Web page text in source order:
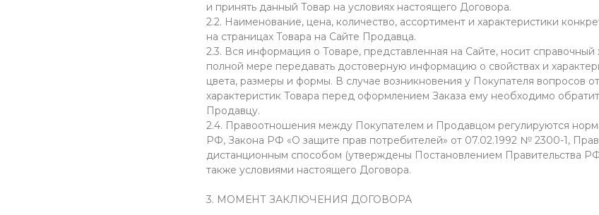
и принять данный Товар на условиях настоящего Договора.
2.2. Наименование, цена, количество, ассортимент и характеристики
на страницах Товара на Сайте Продавца.
2.3. Вся информация о Товаре, представленная на Сайте, носит справочный
полной мере передавать достоверную информацию о свойствах и
цвета, размеры и формы. В случае возникновения у Покупателя вопросов
характеристик Товара перед оформлением Заказа ему необходимо
Продавцу.
2.4. Правоотношения между Покупателем и Продавцом регулируются
РФ, Закона РФ «О защите прав потребителей» от 07.02.1992 № 2300-1,
дистанционным способом (утверждены Постановлением Правительства
также условиями настоящего Договора.
3. МОМЕНТ ЗАКЛЮЧЕНИЯ ДОГОВОРА